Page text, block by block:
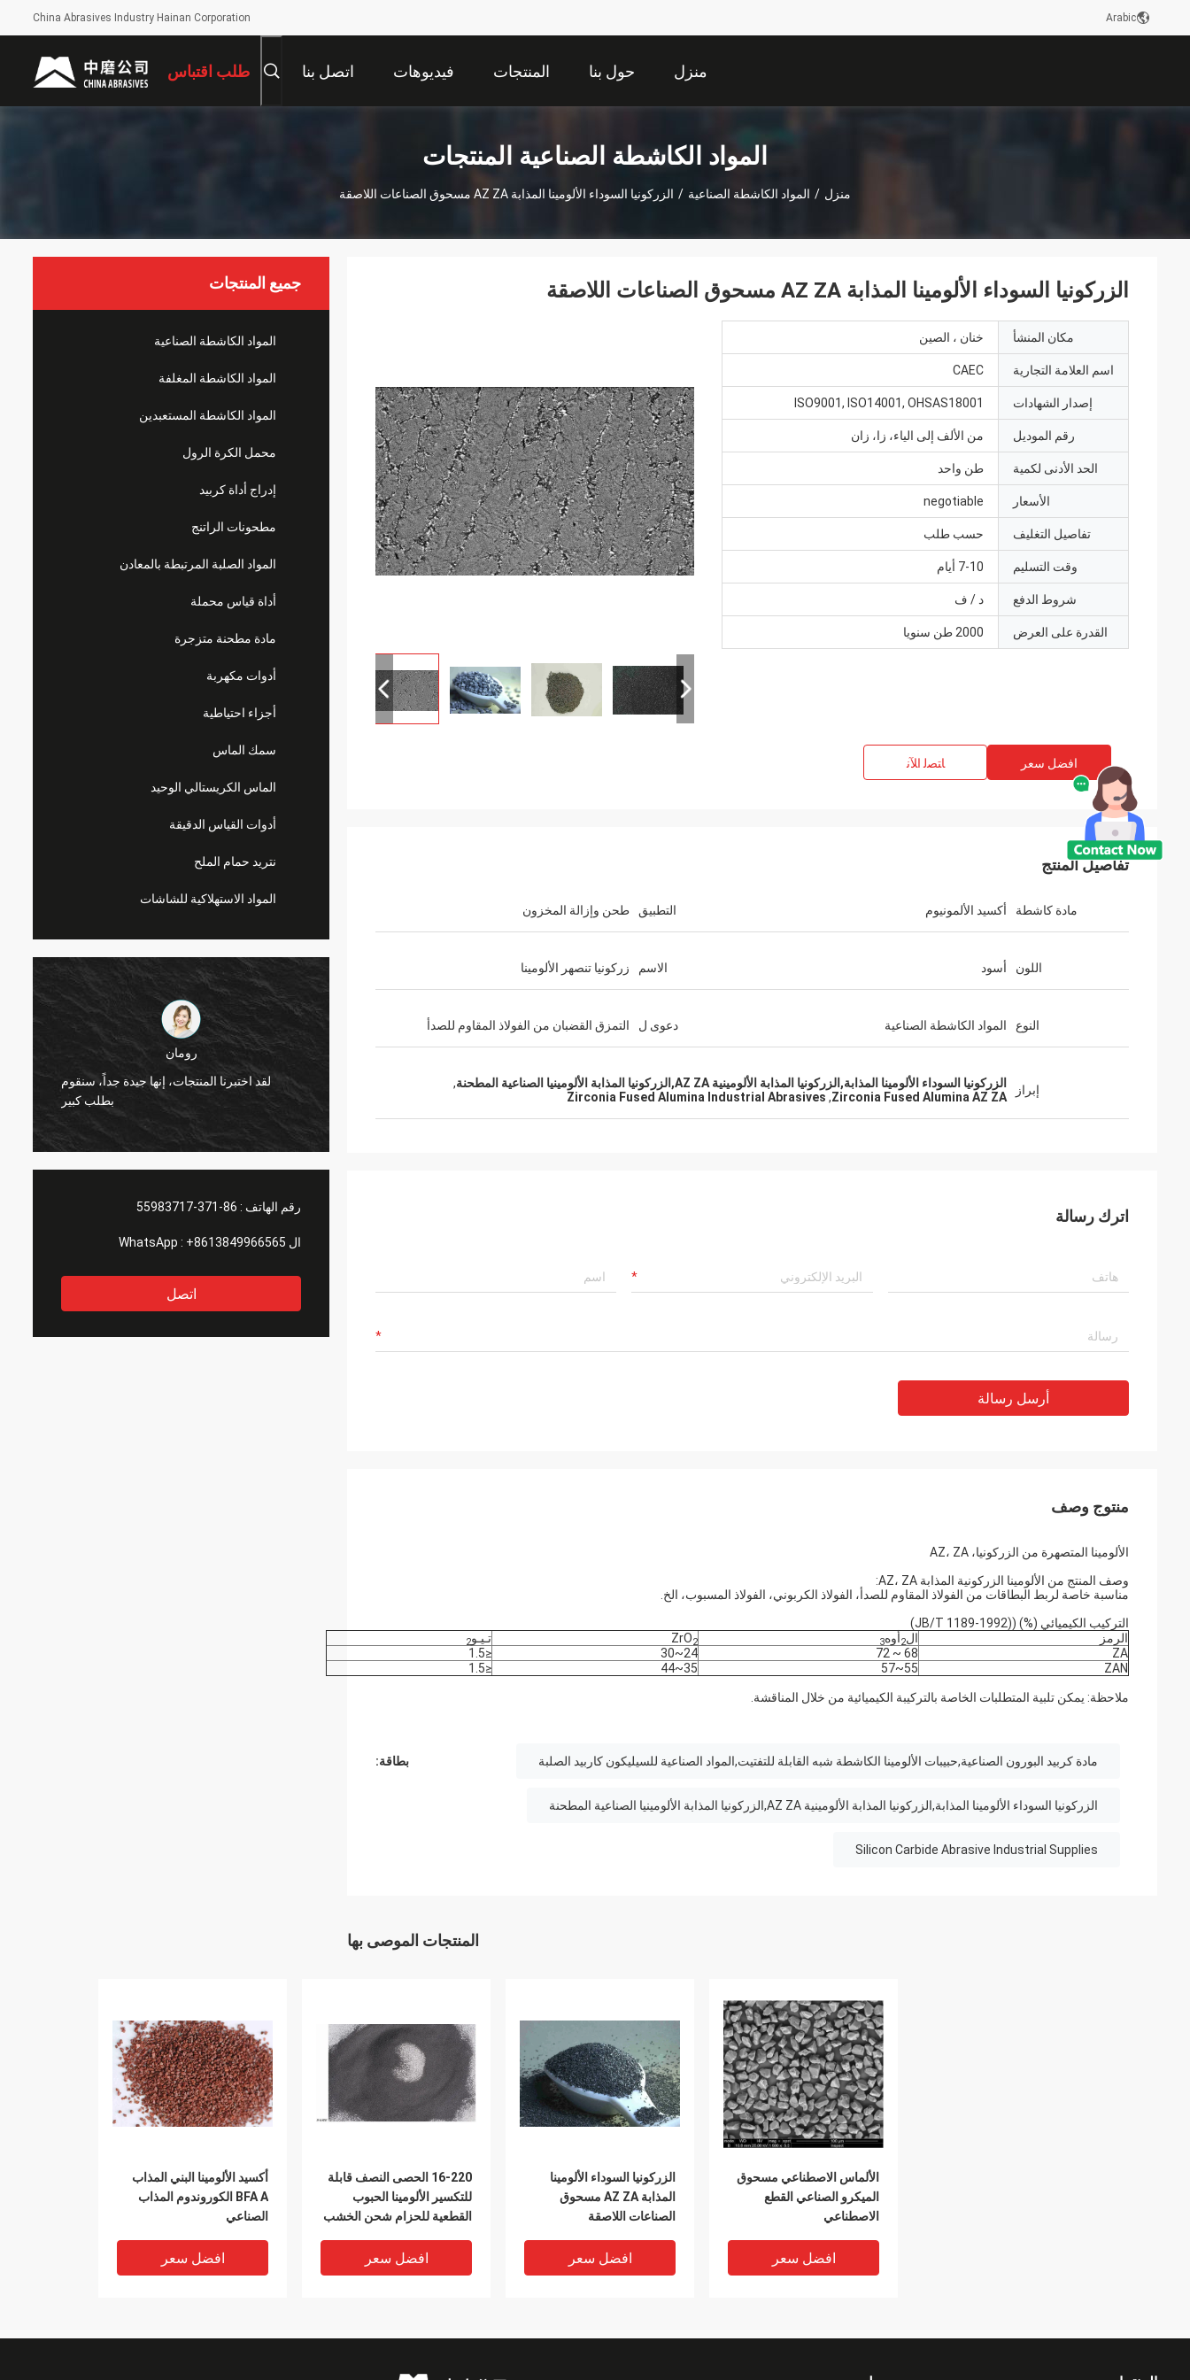
China Abrasives Industry Hainan Corporation Arabic
منزل حول بنا المنتجات فيديوهات اتصل بنا طلب اقتباس
المواد الكاشطة الصناعية المنتجات
منزل / المواد الكاشطة الصناعية / الزركونيا السوداء الألومينا المذابة AZ ZA مسحوق الصناعات اللاصقة
جميع المنتجات
المواد الكاشطة الصناعية
المواد الكاشطة المغلفة
المواد الكاشطة المستعبدين
محمل الكرة الرول
إدراج أداة كربيد
مطحونات الراتنج
المواد الصلبة المرتبطة بالمعادن
أداة قياس محملة
مادة مطحنة متزجرة
أدوات مكهربة
أجزاء احتياطية
سمك الماس
الماس الكريستالي الوحيد
أدوات القياس الدقيقة
نتريد حمام الملح
المواد الاستهلاكية للشاشات
رومان
لقد اختبرنا المنتجات، إنها جيدة جداً، سنقوم
بطلب كبير
الذي نعمل معه. نأمل أن نستمر في التعاون في
رقم الهاتف : 86-371-55983717
ال WhatsApp : +8613849966565
اتصل
الزركونيا السوداء الألومينا المذابة AZ ZA مسحوق الصناعات اللاصقة
مكان المنشأ خنان ، الصين
اسم العلامة التجارية CAEC
إصدار الشهادات ISO9001, ISO14001, OHSAS18001
رقم الموديل من الألف إلى الياء، زا، زان
الحد الأدنى لكمية طن واحد
الأسعار negotiable
تفاصيل التغليف حسب طلب
وقت التسليم 7-10 أيام
شروط الدفع د / ف
القدرة على العرض 2000 طن سنويا
افضل سعر ﺎﺘﺼﻟ ﺍﻶﻧ
تفاصيل المنتج
مادة كاشطة أكسيد الألمونيوم التطبيق طحن وإزالة المخزون
اللون أسود الاسم زركونيا تنصهر الألومينا
النوع المواد الكاشطة الصناعية دعوى ل التمزق القضبان من الفولاذ المقاوم للصدأ
إبراز الزركونيا السوداء الألومينا المذابة,الزركونيا المذابة الألومينية AZ ZA,الزركونيا المذابة الألومينيا الصناعية المطحنة
,
Zirconia Fused Alumina AZ ZA
,
Zirconia Fused Alumina Industrial Abrasives
اترك رسالة
أرسل رسالة
منتوج وصف
الألومينا المتصهرة من الزركونيا، AZ، ZA
وصف المنتج من الألومينا الزركونية المذابة AZ، ZA:
مناسبة خاصة لربط البطاقات من الفولاذ المقاوم للصدأ، الفولاذ الكربوني، الفولاذ المسبوب، الخ.
التركيب الكيميائي (%) ((JB/T 1189-1992)
الرمز
ال2أوه3
ZrO2 تـيـو2
ZA
68 ~ 72
24~30
≤1.5
ZAN
55~57
35~44
≤1.5
ملاحظة: يمكن تلبية المتطلبات الخاصة بالتركيبة الكيميائية من خلال المناقشة.
بطاقة: مادة كربيد البورون الصناعية,حبيبات الألومينا الكاشطة شبه القابلة للتفتيت,المواد الصناعية للسيليكون كاربيد الصلبة
الزركونيا السوداء الألومينا المذابة,الزركونيا المذابة الألومينية AZ ZA,الزركونيا المذابة الألومينيا الصناعية المطحنة
Silicon Carbide Abrasive Industrial Supplies
المنتجات الموصى بها
أكسيد الألومينا البني المذاب
BFA A الكوروندوم المذاب
الصناعي
افضل سعر
16-220 الحصى النصف قابلة
للتكسير الألومينا الحبوب
القطعية للحزام شحن الخشب
افضل سعر
الزركونيا السوداء الألومينا
المذابة AZ ZA مسحوق
الصناعات اللاصقة
افضل سعر
الألماس الاصطناعي مسحوق
الميكرو الصناعي القطع
الاصطناعي
افضل سعر